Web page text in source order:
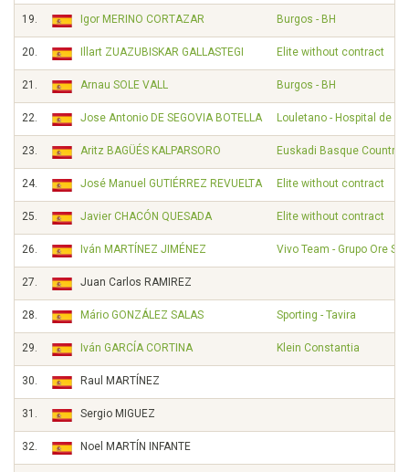
19. Igor MERINO CORTAZAR Burgos - BH
20. Illart ZUAZUBISKAR GALLASTEGI Elite without contract
21. Arnau SOLE VALL Burgos - BH
22. Jose Antonio DE SEGOVIA BOTELLA Louletano - Hospital de
23. Aritz BAGÜÉS KALPARSORO Euskadi Basque Country
24. José Manuel GUTIÉRREZ REVUELTA Elite without contract
25. Javier CHACÓN QUESADA Elite without contract
26. Iván MARTÍNEZ JIMÉNEZ Vivo Team - Grupo Ore Sy
27. Juan Carlos RAMIREZ
28. Mário GONZÁLEZ SALAS Sporting - Tavira
29. Iván GARCÍA CORTINA Klein Constantia
30. Raul MARTÍNEZ
31. Sergio MIGUEZ
32. Noel MARTÍN INFANTE